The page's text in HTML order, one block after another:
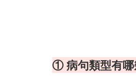
① 病句類型有